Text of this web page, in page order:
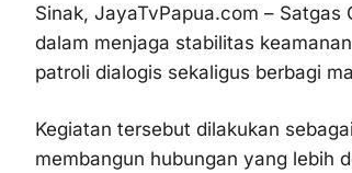
Sinak, JayaTvPapua.com –
dalam menjaga stabilitas
patroli dialogis sekaligus berbagi
Kegiatan tersebut dilakukan
membangun hubungan yang lebih